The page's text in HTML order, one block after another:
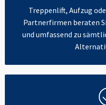
Treppenlift, Aufzug
Partnerfirmen beraten
und umfassend zu